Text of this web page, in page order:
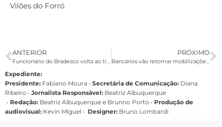
Vilões do Forró
ANTERIOR
Funcionário do Bradesco volta ao trabalho após ser reintegrado pelo Sindicato
PRÓXIMO
Bancários vão retomar mobilizações contra demissões no Itaú Unibanco
Expediente:
Presidente: Fabiano Moura • Secretária de Comunicação: Diana
Ribeiro • Jornalista Responsável: Beatriz Albuquerque
• Redação: Beatriz Albuquerque e Brunno Porto • Produção de
audiovisual: Kevin Miguel • Designer: Bruno Lombardi